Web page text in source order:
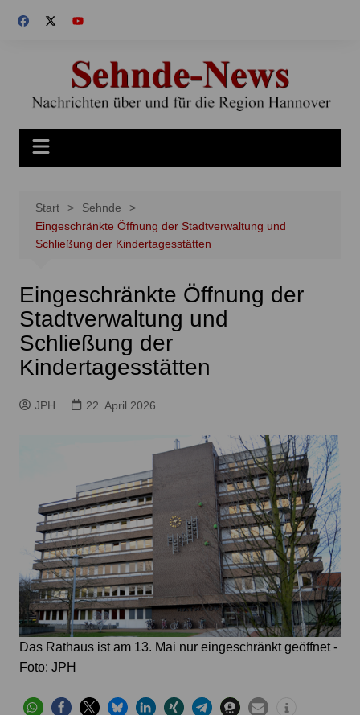
Inhalt
Start
Sehnde
Eingeschränkte Öffnung der Stadtverwaltung und
Schließung der Kindertagesstätten
Eingeschränkte Öffnung der
Stadtverwaltung und
Schließung der
Kindertagesstätten
JPH 22. April 2026
Das Rathaus ist am 13. Mai nur eingeschränkt geöffnet -
Foto: JPH